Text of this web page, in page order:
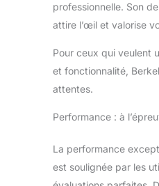
professionnelle. Son
attire l’œil et valorise
Pour ceux qui veulent
et fonctionnalité,
attentes.
Performance : à
La performance
est soulignée par les